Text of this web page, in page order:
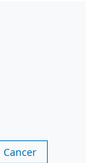
Cancer